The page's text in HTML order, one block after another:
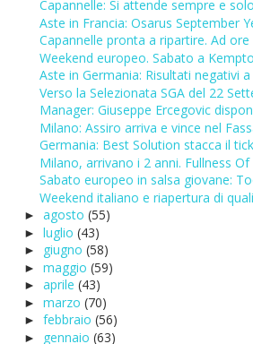
Capannelle: Si attende sempre e
Aste in Francia: Osarus September
Capannelle pronta a ripartire. Ad ore
Weekend europeo. Sabato a
Aste in Germania: Risultati negativi
Verso la Selezionata SGA del 22
Manager: Giuseppe Ercegovic
Milano: Assiro arriva e vince nel
Germania: Best Solution stacca il
Milano, arrivano i 2 anni. Fullness Of
Sabato europeo in salsa giovane:
Weekend italiano e riapertura di
► agosto (55)
► luglio (43)
► giugno (58)
► maggio (59)
► aprile (43)
► marzo (70)
► febbraio (56)
► gennaio (63)